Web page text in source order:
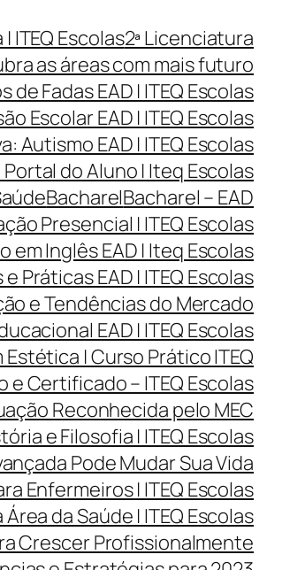
ITEQ Escolas2ª Licenciatura
as áreas com mais futuro
Fadas EAD | ITEQ Escolas
Escolar EAD | ITEQ Escolas
EAD | ITEQ Escolas
do Aluno | Iteq Escolas
BacharelBacharel – EAD
Presencial | ITEQ Escolas
em Inglês EAD | Iteq Escolas
Práticas EAD | ITEQ Escolas
e Tendências do Mercado
EAD | ITEQ Escolas
| Curso Prático ITEQ
Certificado – ITEQ Escolas
Reconhecida pelo MEC
e Filosofia | ITEQ Escolas
Pode Mudar Sua Vida
Enfermeiros | ITEQ Escolas
da Saúde | ITEQ Escolas
Crescer Profissionalmente